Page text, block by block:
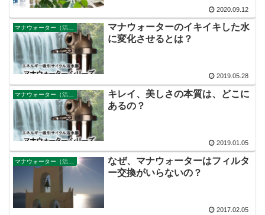
2020.09.12
マナウォーターのイキイキした水
に変化させるとは？
2019.05.28
キレイ、美しさの本質は、どこに
あるの？
2019.01.05
なぜ、マナウォーターはフィルタ
ー交換がいらないの？
2017.02.05